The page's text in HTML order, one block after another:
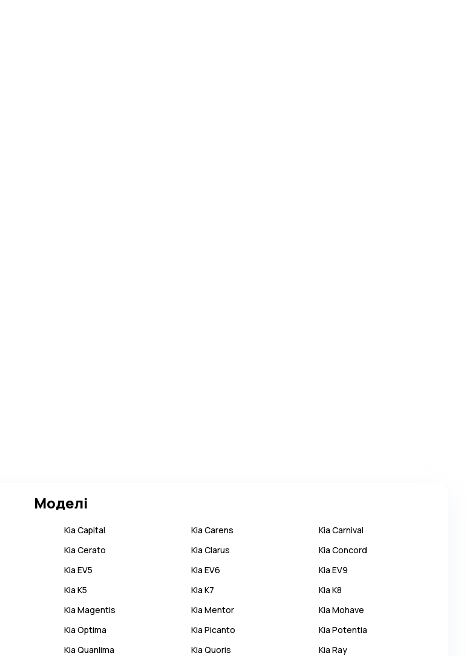
Моделі
Kia Capital Kia Carens Kia Carnival
Kia Cerato Kia Clarus Kia Concord
Kia EV5 Kia EV6 Kia EV9
Kia K5 Kia K7 Kia K8
Kia Magentis Kia Mentor Kia Mohave
Kia Optima Kia Picanto Kia Potentia
Kia Quanlima Kia Quoris Kia Ray